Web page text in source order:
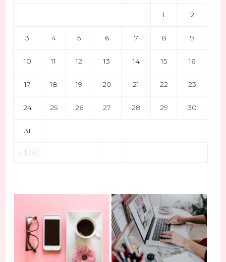
1 2
3 4 5 6 7 8 9
10 11 12 13 14 15 16
17 18 19 20 21 22 23
24 25 26 27 28 29 30
31
« Déc